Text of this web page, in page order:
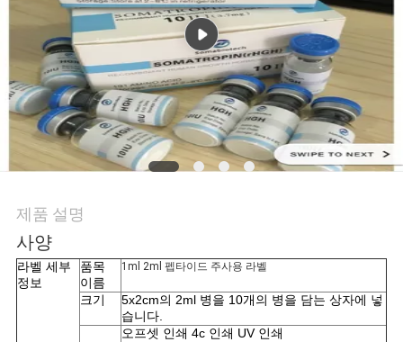
연
락
요
뉴
제품 설명
사양
라벨 세부
정보
품목
이름
1ml 2ml 펩타이드 주사용 라벨
크기
5x2cm의 2ml 병을 10개의 병을 담는 상자에 넣
습니다.
오프셋 인쇄 4c 인쇄 UV 인쇄